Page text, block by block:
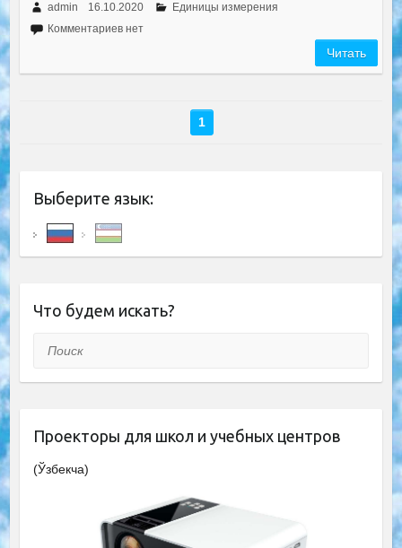
admin 16.10.2020
Единицы измерения
Комментариев нет
Читать
1
Выберите язык:
Что будем искать?
Поиск
Проекторы для школ и учебных центров
(Ўзбекча)